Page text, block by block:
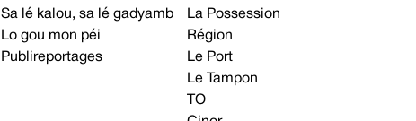
Sa lé kalou, sa lé gadyamb
Lo gou mon péi
Publireportages
La Possession
Région
Le Port
Le Tampon
TO